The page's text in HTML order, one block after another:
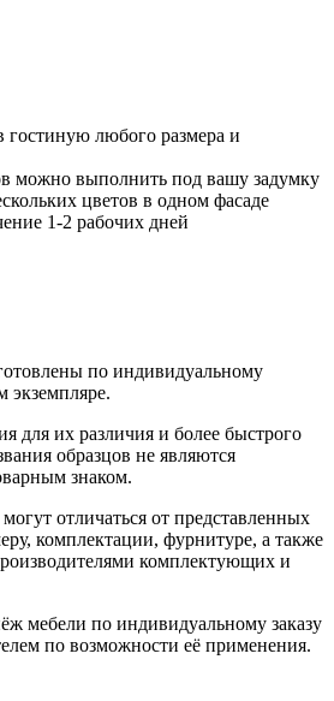
гостиную любого размера и
можно выполнить под вашу задумку
цветов в одном фасаде
1-2 рабочих дней
по индивидуальному
экземпляре.
для их различия и более быстрого
образцов не являются
знаком.
отличаться от представленных
комплектации, фурнитуре, а также
комплектующих и
мебели по индивидуальному заказу
по возможности её применения.